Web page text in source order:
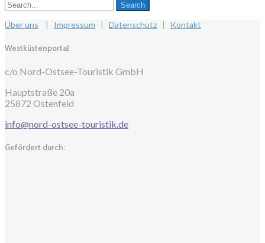
Über uns | Impressum | Datenschutz | Kontakt
Westküstenportal
c/o Nord-Ostsee-Touristik GmbH
Hauptstraße 20a
25872 Ostenfeld
info@nord-ostsee-touristik.de
Gefördert durch: